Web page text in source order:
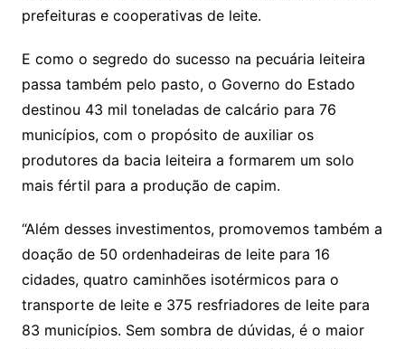
prefeituras e cooperativas de leite.
E como o segredo do sucesso na pecuária leiteira
passa também pelo pasto, o Governo do Estado
destinou 43 mil toneladas de calcário para 76
municípios, com o propósito de auxiliar os
produtores da bacia leiteira a formarem um solo
mais fértil para a produção de capim.
“Além desses investimentos, promovemos também a
doação de 50 ordenhadeiras de leite para 16
cidades, quatro caminhões isotérmicos para o
transporte de leite e 375 resfriadores de leite para
83 municípios. Sem sombra de dúvidas, é o maior